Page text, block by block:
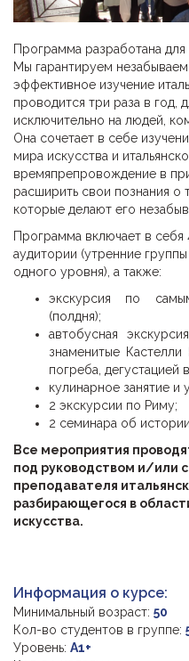
Программа разработана для
Мы гарантируем
эффективное изучение
проводится три раза в год,
исключительно на людей,
Она сочетает в себе
мира искусства и
времяпрепровождение в
расширить свои познания о
которые делают его
Программа включает в себя
аудитории (утренние
одного уровня), а также:
экскурсия по
(полдня);
автобусная
знаменитые
погреба, дегустацией
кулинарное занятие и
2 экскурсии по Риму;
2 семинара об
Все мероприятия
под руководством и/или
преподавателя
разбирающегося в
искусства.
Информация о курсе:
Минимальный возраст: 50
Кол-во студентов в группе:
Уровень: A1+